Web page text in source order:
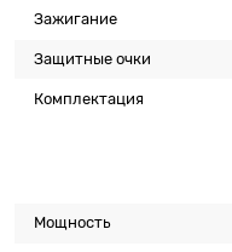
Зажигание
Защитные очки
Комплектация
Мощность